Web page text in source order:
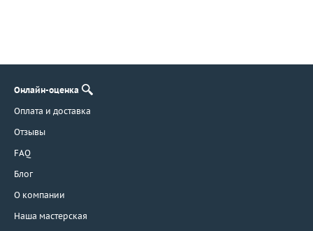
Онлайн-оценка
Оплата и доставка
Отзывы
FAQ
Блог
О компании
Наша мастерская